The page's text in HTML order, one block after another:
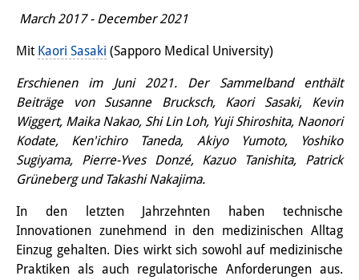
Individuelle Projekte
Abgeschlossene Forschung
Events
Veranstaltungsübersicht
DIJ Forum
DIJ Study Group
Thematische Vortragsreihen
Symposien und Konferenzen
March 2017 - December 2021
Mit Kaori Sasaki (Sapporo Medical University)
Erschienen im Juni 2021. Der Sammelband enthält
Beiträge von Susanne Brucksch, Kaori Sasaki, Kevin
Wiggert, Maika Nakao, Shi Lin Loh, Yuji Shiroshita, Naonori
Kodate, Ken'ichiro Taneda, Akiyo Yumoto, Yoshiko
Sugiyama, Pierre-Yves Donzé, Kazuo Tanishita, Patrick
Grüneberg und Takashi Nakajima.
In den letzten Jahrzehnten haben technische
Innovationen zunehmend in den medizinischen Alltag
Einzug gehalten. Dies wirkt sich sowohl auf medizinische
Praktiken als auch regulatorische Anforderungen aus.